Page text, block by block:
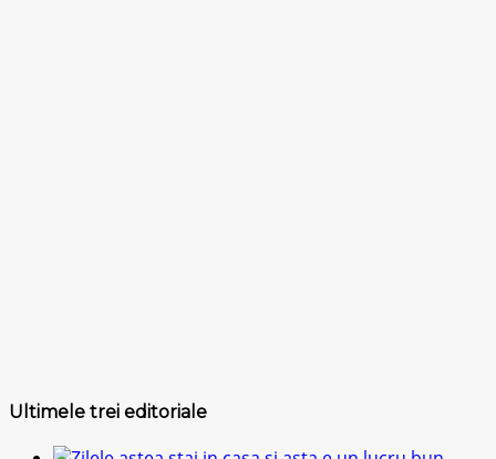
Ultimele trei editoriale